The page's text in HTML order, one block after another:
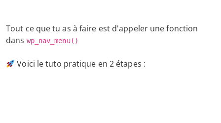
Tout ce que tu as à faire est d'appeler une fonction
dans wp_nav_menu()
Voici le tuto pratique en 2 étapes :